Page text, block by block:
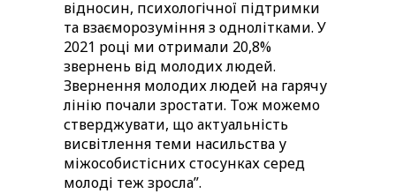
відносин, психологічної підтримки
та взаєморозуміння з однолітками. У
2021 році ми отримали 20,8%
звернень від молодих людей.
Звернення молодих людей на гарячу
лінію почали зростати. Тож можемо
стверджувати, що актуальність
висвітлення теми насильства у
міжособистісних стосунках серед
молоді теж зросла”.